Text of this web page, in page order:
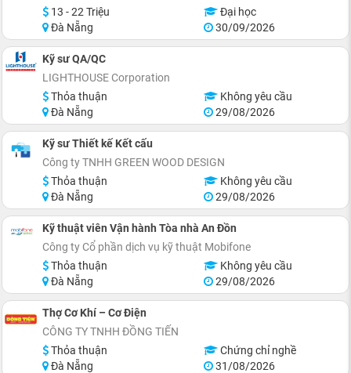
13 - 22 Triệu
Đại học
Đà Nẵng
30/09/2026
Kỹ sư QA/QC
LIGHTHOUSE Corporation
Thỏa thuận
Không yêu cầu
Đà Nẵng
29/08/2026
Kỹ sư Thiết kế Kết cấu
Công ty TNHH GREEN WOOD DESIGN
Thỏa thuận
Không yêu cầu
Đà Nẵng
29/08/2026
Kỹ thuật viên Vận hành Tòa nhà An Đồn
Công ty Cổ phần dịch vụ kỹ thuật Mobifone
Thỏa thuận
Không yêu cầu
Đà Nẵng
29/08/2026
Thợ Cơ Khí – Cơ Điện
CÔNG TY TNHH ĐỒNG TIẾN
Thỏa thuận
Chứng chỉ nghề
Đà Nẵng
31/08/2026